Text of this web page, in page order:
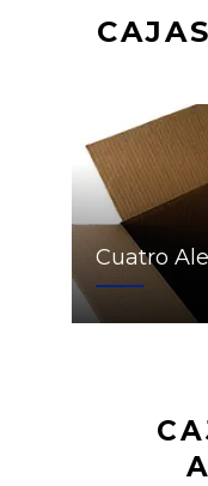
Cuatro